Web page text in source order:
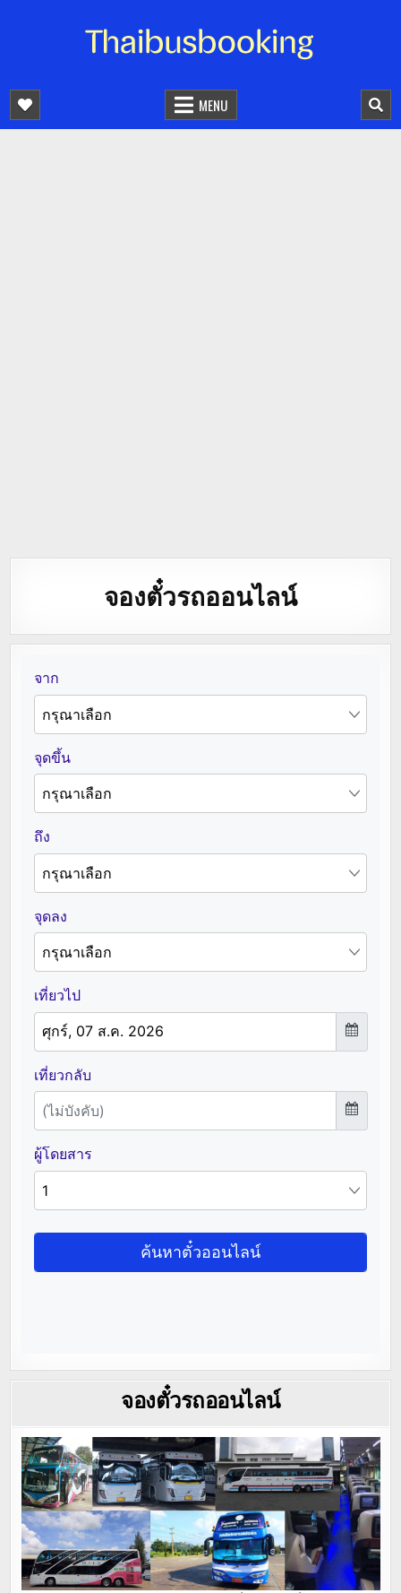
จองตั๋วรถออนไลน์ 24 ชั่วโมง
MENU
จองตั๋วรถออนไลน์
จองตั๋วรถออนไลน์